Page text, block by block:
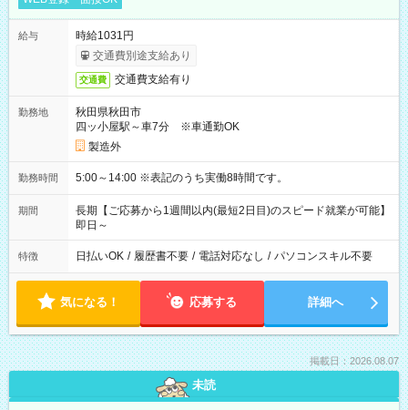
給与
時給1031円
交通費別途支給あり
交通費 交通費支給有り
勤務地
秋田県秋田市
四ッ小屋駅～車7分 ※車通勤OK
製造外
勤務時間 5:00～14:00 ※表記のうち実働8時間です。
期間
長期【ご応募から1週間以内(最短2日目)のスピード就業が可能】
即日～
特徴 日払いOK / 履歴書不要 / 電話対応なし / パソコンスキル不要
気になる！ 応募する 詳細へ
掲載日：2026.08.07
未読